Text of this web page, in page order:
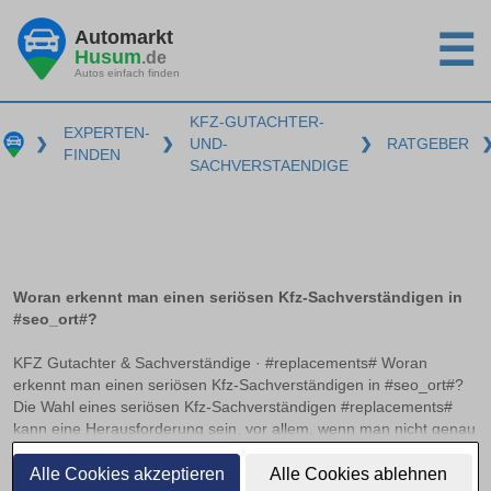
Alle Cookies akzeptieren Alle Cookies ablehnen
Automarkt
Husum.de
Autos einfach finden ☰
❯
EXPERTEN-
FINDEN
❯
KFZ-GUTACHTER-
UND-
SACHVERSTAENDIGE
❯ RATGEBER
Woran erkennt man einen seriösen Kfz-Sachverständigen in
#seo_ort#?
KFZ Gutachter & Sachverständige · #replacements# Woran
erkennt man einen seriösen Kfz-Sachverständigen in #seo_ort#?
Die Wahl eines seriösen Kfz-Sachverständigen #replacements#
kann eine Herausforderung sein, vor allem, wenn man nicht genau
weiß, worauf zu achten ist. Anerkannte Zertifizierungen und
Verbandsmitgliedschaften können hier als wichtige Indikatoren
weiterlesen